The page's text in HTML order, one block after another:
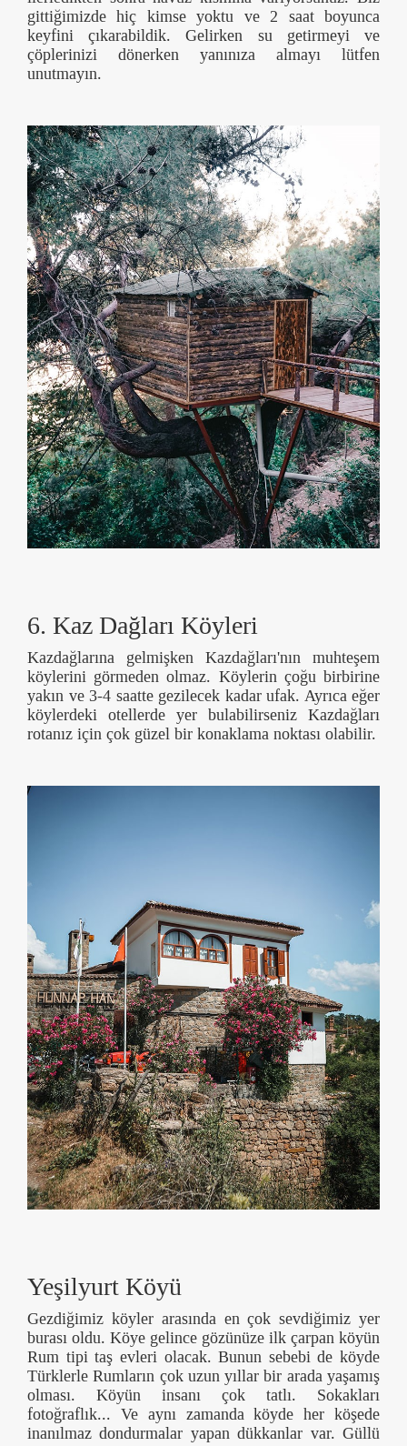
gittiğimizde hiç kimse yoktu ve 2 saat boyunca
keyfini çıkarabildik. Gelirken su getirmeyi ve
çöplerinizi dönerken yanınıza almayı lütfen
unutmayın.
6. Kaz Dağları Köyleri
Kazdağlarına gelmişken Kazdağları'nın muhteşem
köylerini görmeden olmaz. Köylerin çoğu birbirine
yakın ve 3-4 saatte gezilecek kadar ufak. Ayrıca eğer
köylerdeki otellerde yer bulabilirseniz Kazdağları
rotanız için çok güzel bir konaklama noktası olabilir.
Yeşilyurt Köyü
Gezdiğimiz köyler arasında en çok sevdiğimiz yer
burası oldu. Köye gelince gözünüze ilk çarpan köyün
Rum tipi taş evleri olacak. Bunun sebebi de köyde
Türklerle Rumların çok uzun yıllar bir arada yaşamış
olması. Köyün insanı çok tatlı. Sokakları
fotoğraflık... Ve aynı zamanda köyde her köşede
inanılmaz dondurmalar yapan dükkanlar var. Güllü